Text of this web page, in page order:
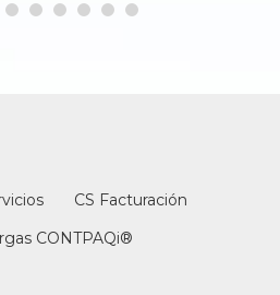
CS Facturación
CONTPAQi®